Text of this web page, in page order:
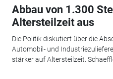
Abbau von 1.300
Altersteilzeit aus
Die Politik diskutiert über die
Automobil- und
stärker auf Altersteilzeit.